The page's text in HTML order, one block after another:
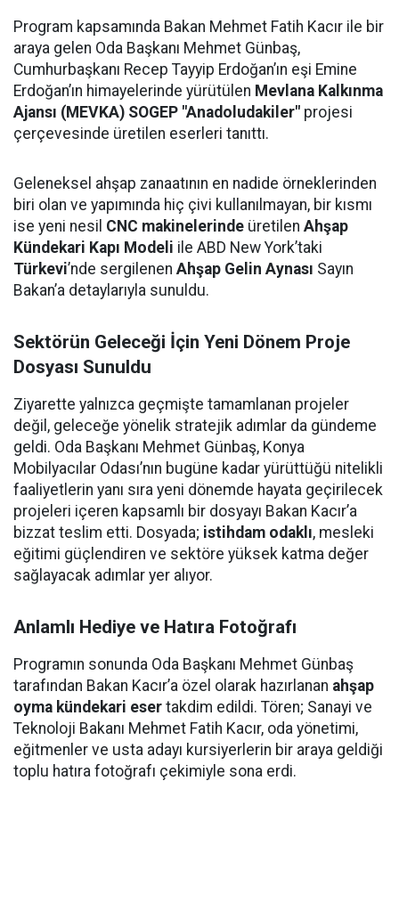
Program kapsamında Bakan Mehmet Fatih Kacır ile bir
araya gelen Oda Başkanı Mehmet Günbaş,
Cumhurbaşkanı Recep Tayyip Erdoğan’ın eşi Emine
Erdoğan’ın himayelerinde yürütülen Mevlana Kalkınma
Ajansı (MEVKA) SOGEP "Anadoludakiler" projesi
çerçevesinde üretilen eserleri tanıttı.
Geleneksel ahşap zanaatının en nadide örneklerinden
biri olan ve yapımında hiç çivi kullanılmayan, bir kısmı
ise yeni nesil CNC makinelerinde üretilen Ahşap
Kündekari Kapı Modeli ile ABD New York’taki
Türkevi’nde sergilenen Ahşap Gelin Aynası Sayın
Bakan’a detaylarıyla sunuldu.
Sektörün Geleceği İçin Yeni Dönem Proje
Dosyası Sunuldu
Ziyarette yalnızca geçmişte tamamlanan projeler
değil, geleceğe yönelik stratejik adımlar da gündeme
geldi. Oda Başkanı Mehmet Günbaş, Konya
Mobilyacılar Odası’nın bugüne kadar yürüttüğü nitelikli
faaliyetlerin yanı sıra yeni dönemde hayata geçirilecek
projeleri içeren kapsamlı bir dosyayı Bakan Kacır’a
bizzat teslim etti. Dosyada; istihdam odaklı, mesleki
eğitimi güçlendiren ve sektöre yüksek katma değer
sağlayacak adımlar yer alıyor.
Anlamlı Hediye ve Hatıra Fotoğrafı
Programın sonunda Oda Başkanı Mehmet Günbaş
tarafından Bakan Kacır’a özel olarak hazırlanan ahşap
oyma kündekari eser takdim edildi. Tören; Sanayi ve
Teknoloji Bakanı Mehmet Fatih Kacır, oda yönetimi,
eğitmenler ve usta adayı kursiyerlerin bir araya geldiği
toplu hatıra fotoğrafı çekimiyle sona erdi.